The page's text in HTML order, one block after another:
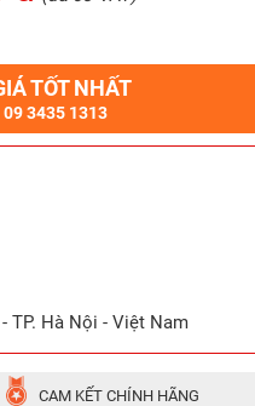
TỐT NHẤT
09 3435 1313
TP. Hà Nội - Việt Nam
CAM KẾT CHÍNH HÃNG